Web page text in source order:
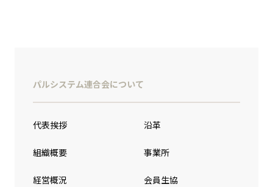
パルシステム連合会について
代表挨拶 沿革
組織概要 事業所
経営概況 会員生協